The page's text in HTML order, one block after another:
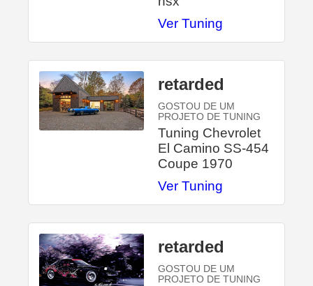
Ver Tuning
retarded
GOSTOU DE UM
PROJETO DE TUNING
Tuning Chevrolet
El Camino SS-454
Coupe 1970
Ver Tuning
retarded
GOSTOU DE UM
PROJETO DE TUNING